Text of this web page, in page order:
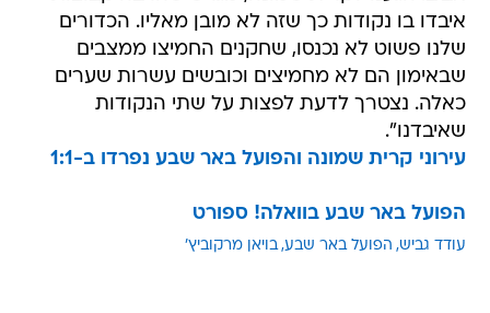
איבדו בו נקודות כך שזה לא מובן מאליו. הכדורים
שלנו פשוט לא נכנסו, שחקנים החמיצו ממצבים
שבאימון הם לא מחמיצים וכובשים עשרות שערים
כאלה. נצטרך לדעת לפצות על שתי הנקודות
שאיבדנו".
עירוני קרית שמונה והפועל באר שבע נפרדו ב-1:1
הפועל באר שבע בוואלה! ספורט
עודד גביש הפועל באר שבע בויאן מרקוביץ'